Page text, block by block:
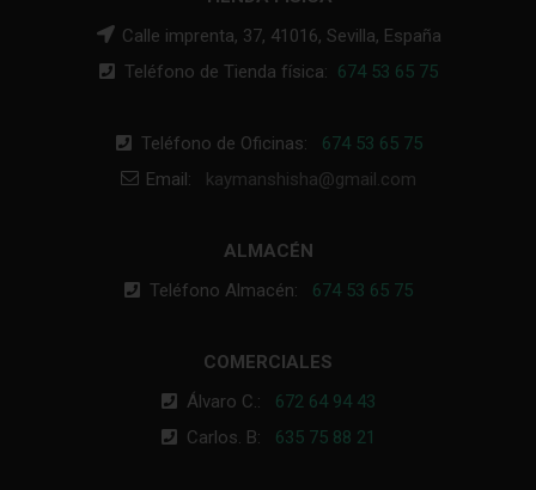
Calle imprenta, 37, 41016, Sevilla, España
Teléfono de Tienda física: 674 53 65 75
Teléfono de Oficinas: 674 53 65 75
Email: kaymanshisha@gmail.com
ALMACÉN
Teléfono Almacén: 674 53 65 75
COMERCIALES
Álvaro C.: 672 64 94 43
Carlos. B: 635 75 88 21